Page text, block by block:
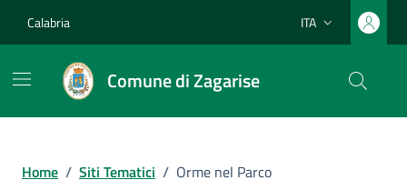
Calabria Lingua attiva:
ITA
Comune di Zagarise
Home / Siti Tematici / Orme nel Parco